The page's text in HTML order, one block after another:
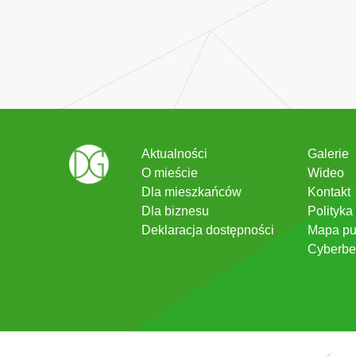
Aktualności
O mieście
Dla mieszkańców
Dla biznesu
Deklaracja dostępności
Galerie
Wideo
Kontakt
Mapa